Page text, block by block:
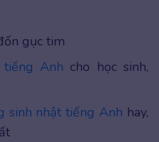
gục tim
Anh cho học sinh,
sinh nhật tiếng Anh hay,